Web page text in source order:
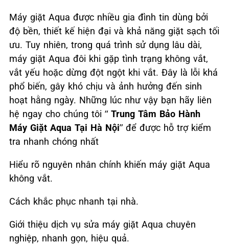
Máy giặt Aqua được nhiều gia đình tin dùng bởi
độ bền, thiết kế hiện đại và khả năng giặt sạch tối
ưu. Tuy nhiên, trong quá trình sử dụng lâu dài,
máy giặt Aqua đôi khi gặp tình trạng không vắt,
vắt yếu hoặc dừng đột ngột khi vắt. Đây là lỗi khá
phổ biến, gây khó chịu và ảnh hưởng đến sinh
hoạt hằng ngày. Những lúc như vậy bạn hãy liên
hệ ngay cho chúng tôi “ Trung Tâm Bảo Hành
Máy Giặt Aqua Tại Hà Nội” để được hỗ trợ kiểm
tra nhanh chóng nhất
Hiểu rõ nguyên nhân chính khiến máy giặt Aqua
không vắt.
Cách khắc phục nhanh tại nhà.
Giới thiệu dịch vụ sửa máy giặt Aqua chuyên
nghiệp, nhanh gọn, hiệu quả.